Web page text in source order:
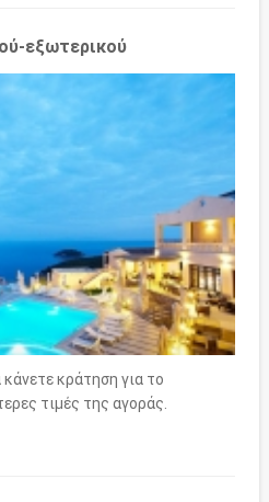
εξωτερικού
κράτηση για το
τιμές της αγοράς.